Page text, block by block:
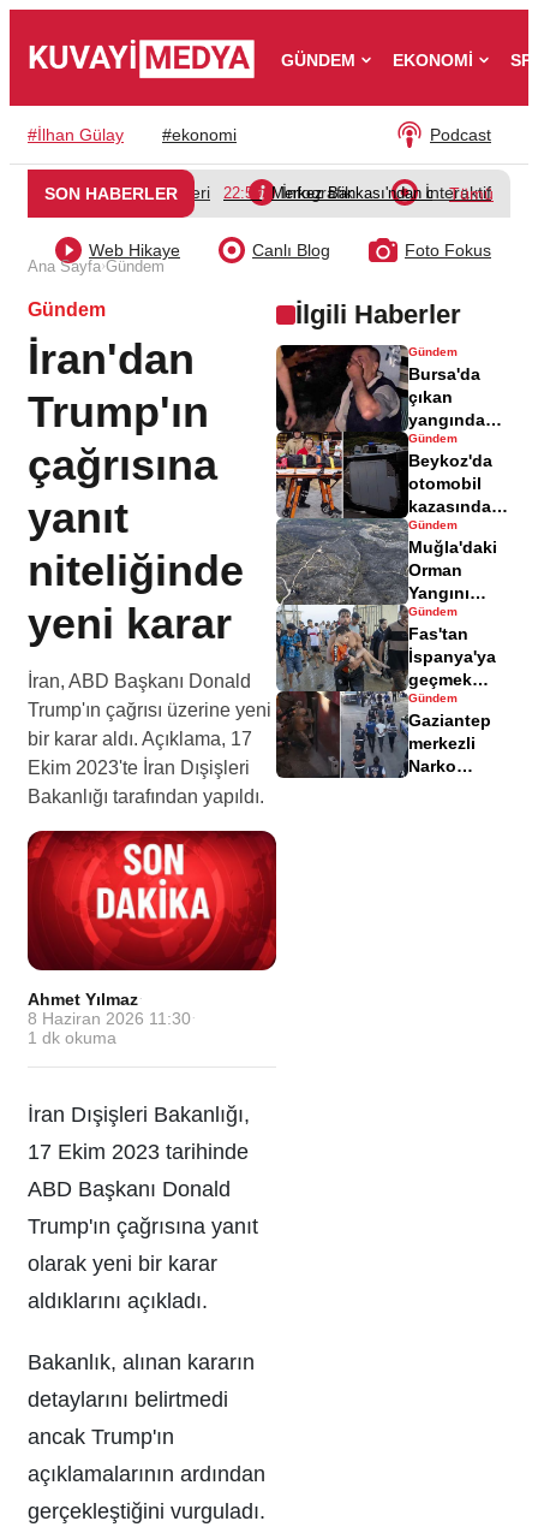
GÜNDEM EKONOMİ
#İlhan Gülay #ekonomi Podcast
İnteraktif
İnfografik
Video Galeri
Foto Fokus
Canlı Blog
Web Hikaye
SON HABERLER 22:50 Merkez Bankası'ndan dövizTümü
Ana Sayfa›Gündem
Gündem
İran'dan
Trump'ın
çağrısına
yanıt
niteliğinde
yeni karar
İran, ABD Başkanı Donald
Trump'ın çağrısı üzerine yeni
bir karar aldı. Açıklama, 17
Ekim 2023'te İran Dışişleri
Bakanlığı tarafından yapıldı.
Ahmet Yılmaz·
8 Haziran 2026 11:30 ·
1 dk okuma
İran Dışişleri Bakanlığı,
17 Ekim 2023 tarihinde
ABD Başkanı Donald
Trump'ın çağrısına yanıt
olarak yeni bir karar
aldıklarını açıkladı.
Bakanlık, alınan kararın
detaylarını belirtmedi
ancak Trump'ın
açıklamalarının ardından
gerçekleştiğini vurguladı.
İlgili Haberler
Gündem
Bursa'da
çıkan
yangında
bir babanın
acı kaybı
yaşandı
Gündem
Beykoz'da
otomobil
kazasında 7
kişi
yaralandı
Gündem
Muğla'daki
Orman
Yangını
Sonrası
Zarar Gören
Alanlar
Havadisinde
Gündem
Fas'tan
İspanya'ya
geçmek
isteyen
göçmenler
geri döndü
Gündem
Gaziantep
merkezli
Narko